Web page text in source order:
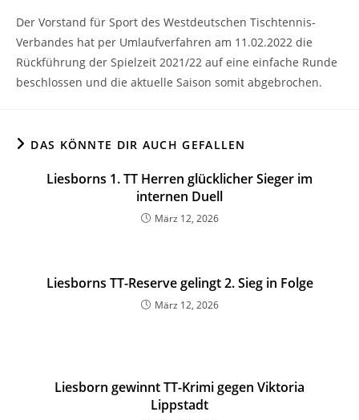
Der Vorstand für Sport des Westdeutschen Tischtennis-
Verbandes hat per Umlaufverfahren am 11.02.2022 die
Rückführung der Spielzeit 2021/22 auf eine einfache Runde
beschlossen und die aktuelle Saison somit abgebrochen.
DAS KÖNNTE DIR AUCH GEFALLEN
Liesborns 1. TT Herren glücklicher Sieger im
internen Duell
März 12, 2026
Liesborns TT-Reserve gelingt 2. Sieg in Folge
März 12, 2026
Liesborn gewinnt TT-Krimi gegen Viktoria
Lippstadt